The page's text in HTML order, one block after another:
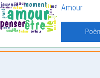
Amour